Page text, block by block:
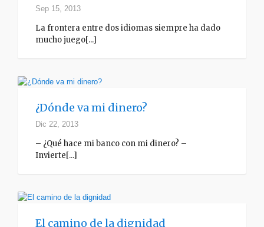
Sep 15, 2013
La frontera entre dos idiomas siempre ha dado
mucho juego[...]
¿Dónde va mi dinero?
Dic 22, 2013
– ¿Qué hace mi banco con mi dinero? –
Invierte[...]
El camino de la dignidad